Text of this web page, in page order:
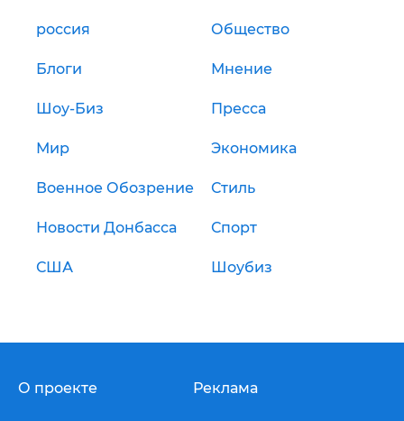
россия Общество
Блоги Мнение
Шоу-Биз Пресса
Мир Экономика
Военное Обозрение Стиль
Новости Донбасса Спорт
США Шоубиз
О проекте Реклама